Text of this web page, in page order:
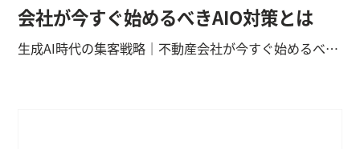
会社が今すぐ始めるべきAIO対策とは
生成AI時代の集客戦略｜不動産会社が今すぐ始めるべきAIO対策の基本と5つの実践ステップ